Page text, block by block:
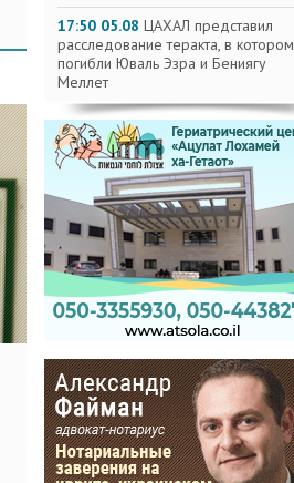
17:50 05.08 ЦАХАЛ представил
расследование теракта, в котором
погибли Юваль Эзра и Бениягу
Меллет